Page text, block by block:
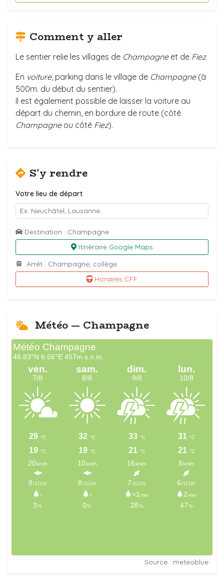
Comment y aller
Le sentier relie les villages de Champagne et de Fiez.
En voiture, parking dans le village de Champagne (à
500m. du début du sentier).
Il est également possible de laisser la voiture au
départ du chemin, en bordure de route (côté
Champagne ou côté Fiez).
S'y rendre
Votre lieu de départ
Destination : Champagne
Itinéraire Google Maps
Arrêt : Champagne, collège
Horaires CFF
Météo — Champagne
Source : meteoblue